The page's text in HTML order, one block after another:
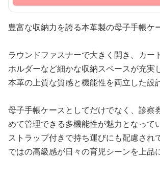
豊富な収納力を誇る本革製の母子手帳ケ
ラウンドファスナーで大きく開き、カー
ホルダーなど細かな収納スペースが充実
本革の上質な質感と機能性を両立した設
母子手帳ケースとしてだけでなく、診察
めて管理できる多機能性が魅力となって
ストラップ付きで持ち運びにも配慮され
ではの高級感が日々の育児シーンを上品